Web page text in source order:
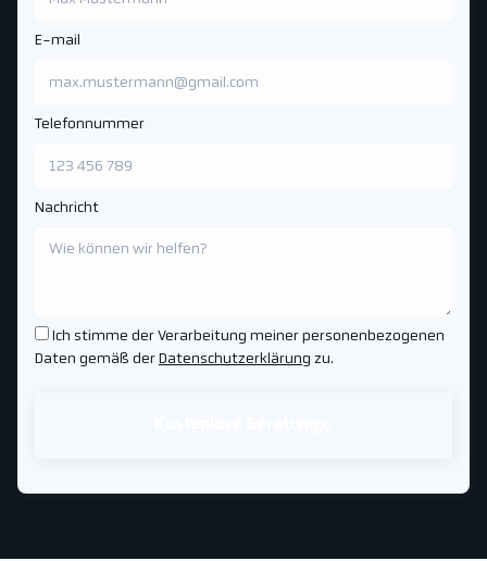
E-mail
Telefonnummer
Nachricht
Ich stimme der Verarbeitung meiner personenbezogenen
Daten gemäß der Datenschutzerklärung zu.